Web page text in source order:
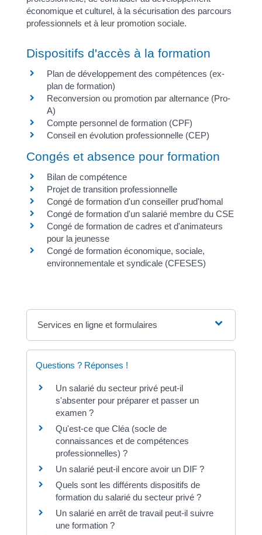
économique et culturel, à la sécurisation des parcours
professionnels et à leur promotion sociale.
Dispositifs d'accès à la formation
Plan de développement des compétences (ex-
plan de formation)
Reconversion ou promotion par alternance (Pro-
A)
Compte personnel de formation (CPF)
Conseil en évolution professionnelle (CEP)
Congés et absence pour formation
Bilan de compétence
Projet de transition professionnelle
Congé de formation d'un conseiller prud'homal
Congé de formation d'un salarié membre du CSE
Congé de formation de cadres et d'animateurs
pour la jeunesse
Congé de formation économique, sociale,
environnementale et syndicale (CFESES)
Services en ligne et formulaires
Questions ? Réponses !
Un salarié du secteur privé peut-il
s'absenter pour préparer et passer un
examen ?
Qu'est-ce que Cléa (socle de
connaissances et de compétences
professionnelles) ?
Un salarié peut-il encore avoir un DIF ?
Quels sont les différents dispositifs de
formation du salarié du secteur privé ?
Un salarié en arrêt de travail peut-il suivre
une formation ?